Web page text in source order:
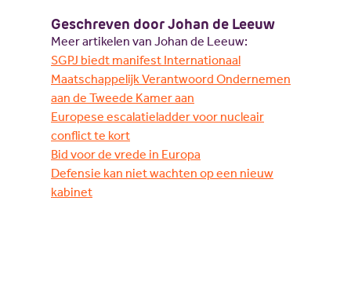
Geschreven door Johan de Leeuw
Meer artikelen van Johan de Leeuw:
SGPJ biedt manifest Internationaal
Maatschappelijk Verantwoord Ondernemen
aan de Tweede Kamer aan
Europese escalatieladder voor nucleair
conflict te kort
Bid voor de vrede in Europa
Defensie kan niet wachten op een nieuw
kabinet